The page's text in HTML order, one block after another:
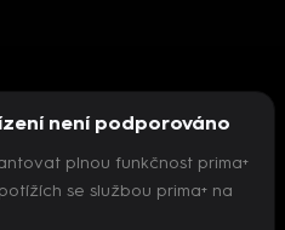
přehrávač
není podporováno
plnou funkčnost prima+
se službou prima+ na